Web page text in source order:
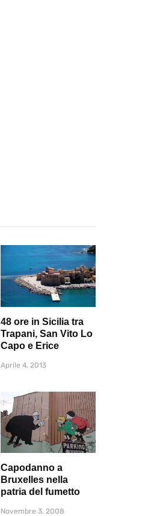
48 ore in Sicilia tra
Trapani, San Vito Lo
Capo e Erice
Aprile 4, 2013
Capodanno a
Bruxelles nella
patria del fumetto
Novembre 3, 2008